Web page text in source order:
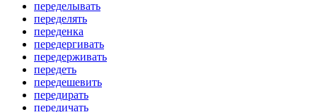
переделывать
переделять
переденка
передергивать
передерживать
передеть
передешевить
передирать
передичать